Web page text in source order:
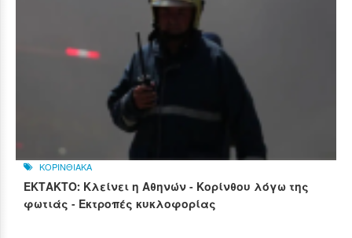
ΚΟΡΙΝΘΙΑΚΑ
ΕΚΤΑΚΤΟ: Κλείνει η Αθηνών - Κορίνθου λόγω της
φωτιάς - Εκτροπές κυκλοφορίας